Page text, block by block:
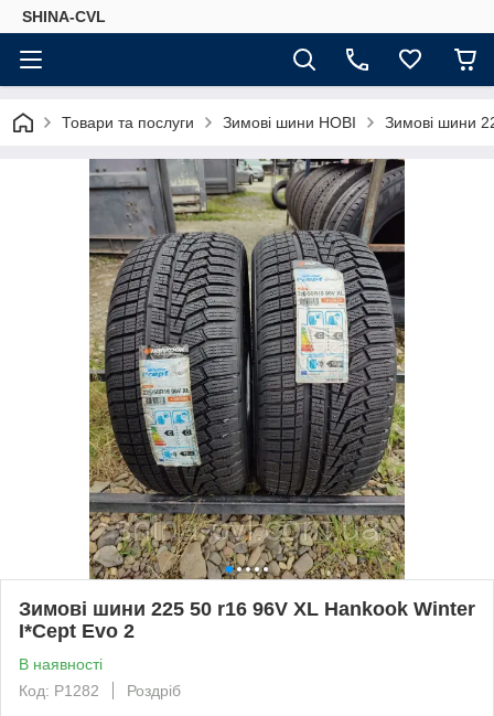
SHINA-CVL
Товари та послуги Зимові шини НОВІ Зимові шини
Зимові шини 225 50 r16 96V XL Hankook Winter
I*Cept Evo 2
В наявності
Код: Р1282
Роздріб